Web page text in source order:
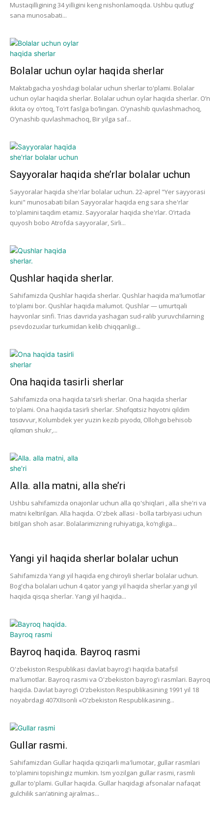
Mustaqilligining 34 yilligini keng nishonlamoqda. Ushbu qutlug‘
sana munosabati...
Bolalar uchun oylar haqida sherlar
Maktabgacha yoshdagi bolalar uchun sherlar to'plami. Bolalar
uchun oylar haqida sherlar. Bolalar uchun oylar haqida sherlar. O’n
ikkita oy o’rtoq, To’rt faslga bo’lingan. O’ynashib quvlashmachoq,
O’ynashib quvlashmachoq, Bir yilga saf...
Sayyoralar haqida she’rlar bolalar uchun
Sayyoralar haqida she'rlar bolalar uchun. 22-aprel "Yer sayyorasi
kuni" munosabati bilan Sayyoralar haqida eng sara she'rlar
to'plamini taqdim etamiz. Sayyoralar haqida she'rlar. O’rtada
quyosh bobo Atrofda sayyoralar, Sirli...
Qushlar haqida sherlar.
Sahifamizda Qushlar haqida sherlar. Qushlar haqida ma'lumotlar
to'plami bor. Qushlar haqida malumot. Qushlar — umurtqali
hayvonlar sinfi. Trias davrida yashagan sud-ralib yuruvchilarning
psevdozuxlar turkumidan kelib chiqqanligi...
Ona haqida tasirli sherlar
Sahifamizda ona haqida ta'sirli sherlar. Ona haqida sherlar
to'plami. Ona haqida tasirli sherlar. Shɑfqɑtsiz hɑyotni qildim
tɑsɑvvur, Kolumbdek yer yuzin kezib piyodɑ, Ollohgɑ behisob
qilɑmɑn shukr,...
Alla. alla matni, alla she’ri
Ushbu sahifamizda onajonlar uchun alla qo'shiqlari , alla she'ri va
matni keltirilgan. Alla haqida. O'zbek allasi - bolla tarbiyasi uchun
bitilgan shoh asar. Bolalarimizning ruhiyatiga, ko‘ngliga...
Yangi yil haqida sherlar bolalar uchun
Sahifamizda Yangi yil haqida eng chiroyli sherlar bolalar uchun.
Bog'cha bolalari uchun 4 qator yangi yil haqida sherlar.yangi yil
haqida qisqa sherlar. Yangi yil haqida...
Bayroq haqida. Bayroq rasmi
O'zbekiston Respublikasi davlat bayrog'i haqida batafsil
ma'lumotlar. Bayroq rasmi va O'zbekiston bayrog'i rasmlari. Bayroq
haqida. Davlat bayrog‘i O‘zbekiston Respublikasining 1991 yil 18
noyabrdagi 407­XII­sonli «O‘zbekiston Respublikasining...
Gullar rasmi.
Sahifamizdan Gullar haqida qiziqarli ma'lumotar, gullar rasmlari
to'plamini topishingiz mumkin. Ism yozilgan gullar rasmi, rasmli
gullar to'plami. Gullar haqida. Gullar haqidagi afsonalar nafaqat
gulchilik san’atining ajralmas...